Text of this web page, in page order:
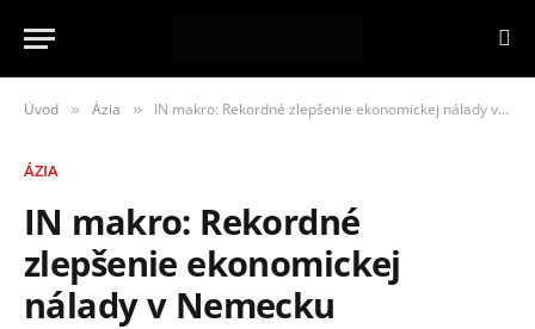
Úvod » Ázia » IN makro: Rekordné zlepšenie ekonomickej nálady v Nemecku
ÁZIA
IN makro: Rekordné
zlepšenie ekonomickej
nálady v Nemecku